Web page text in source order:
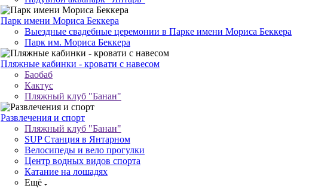
Парк имени Мориса Беккера
Выездные свадебные церемонии в Парке имени Мориса Беккера
Парк им. Мориса Беккера
Пляжные кабинки - кровати с навесом
Баобаб
Кактус
Пляжный клуб "Банан"
Развлечения и спорт
Пляжный клуб "Банан"
SUP Станция в Янтарном
Велосипеды и вело прогулки
Центр водных видов спорта
Катание на лошадях
Ещё